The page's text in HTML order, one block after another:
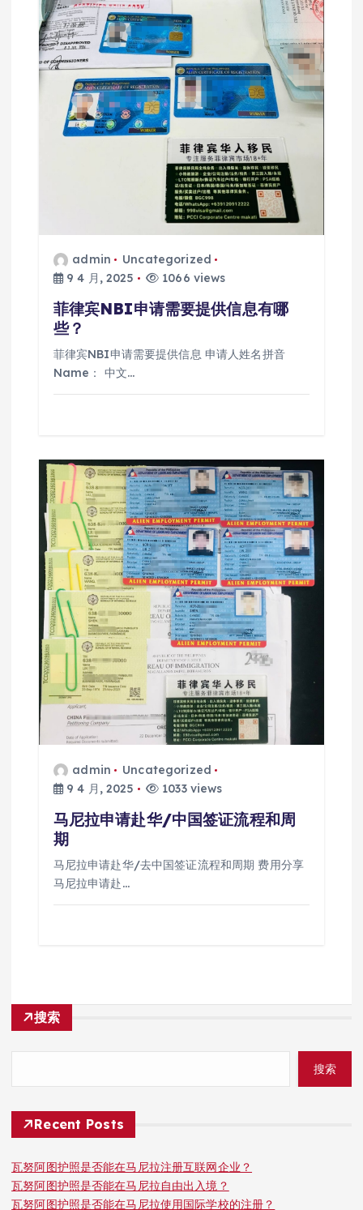
admin
Uncategorized
9 4 月, 2025
1066 views
菲律宾NBI申请需要提供信息有哪
些？
菲律宾NBI申请需要提供信息 申请人姓名拼音
Name： 中文…
admin
Uncategorized
9 4 月, 2025
1033 views
马尼拉申请赴华/中国签证流程和周
期
马尼拉申请赴华/去中国签证流程和周期 费用分享
马尼拉申请赴…
搜索
搜索
Recent Posts
瓦努阿图护照是否能在马尼拉注册互联网企业？
瓦努阿图护照是否能在马尼拉自由出入境？
瓦努阿图护照是否能在马尼拉使用国际学校的注册？